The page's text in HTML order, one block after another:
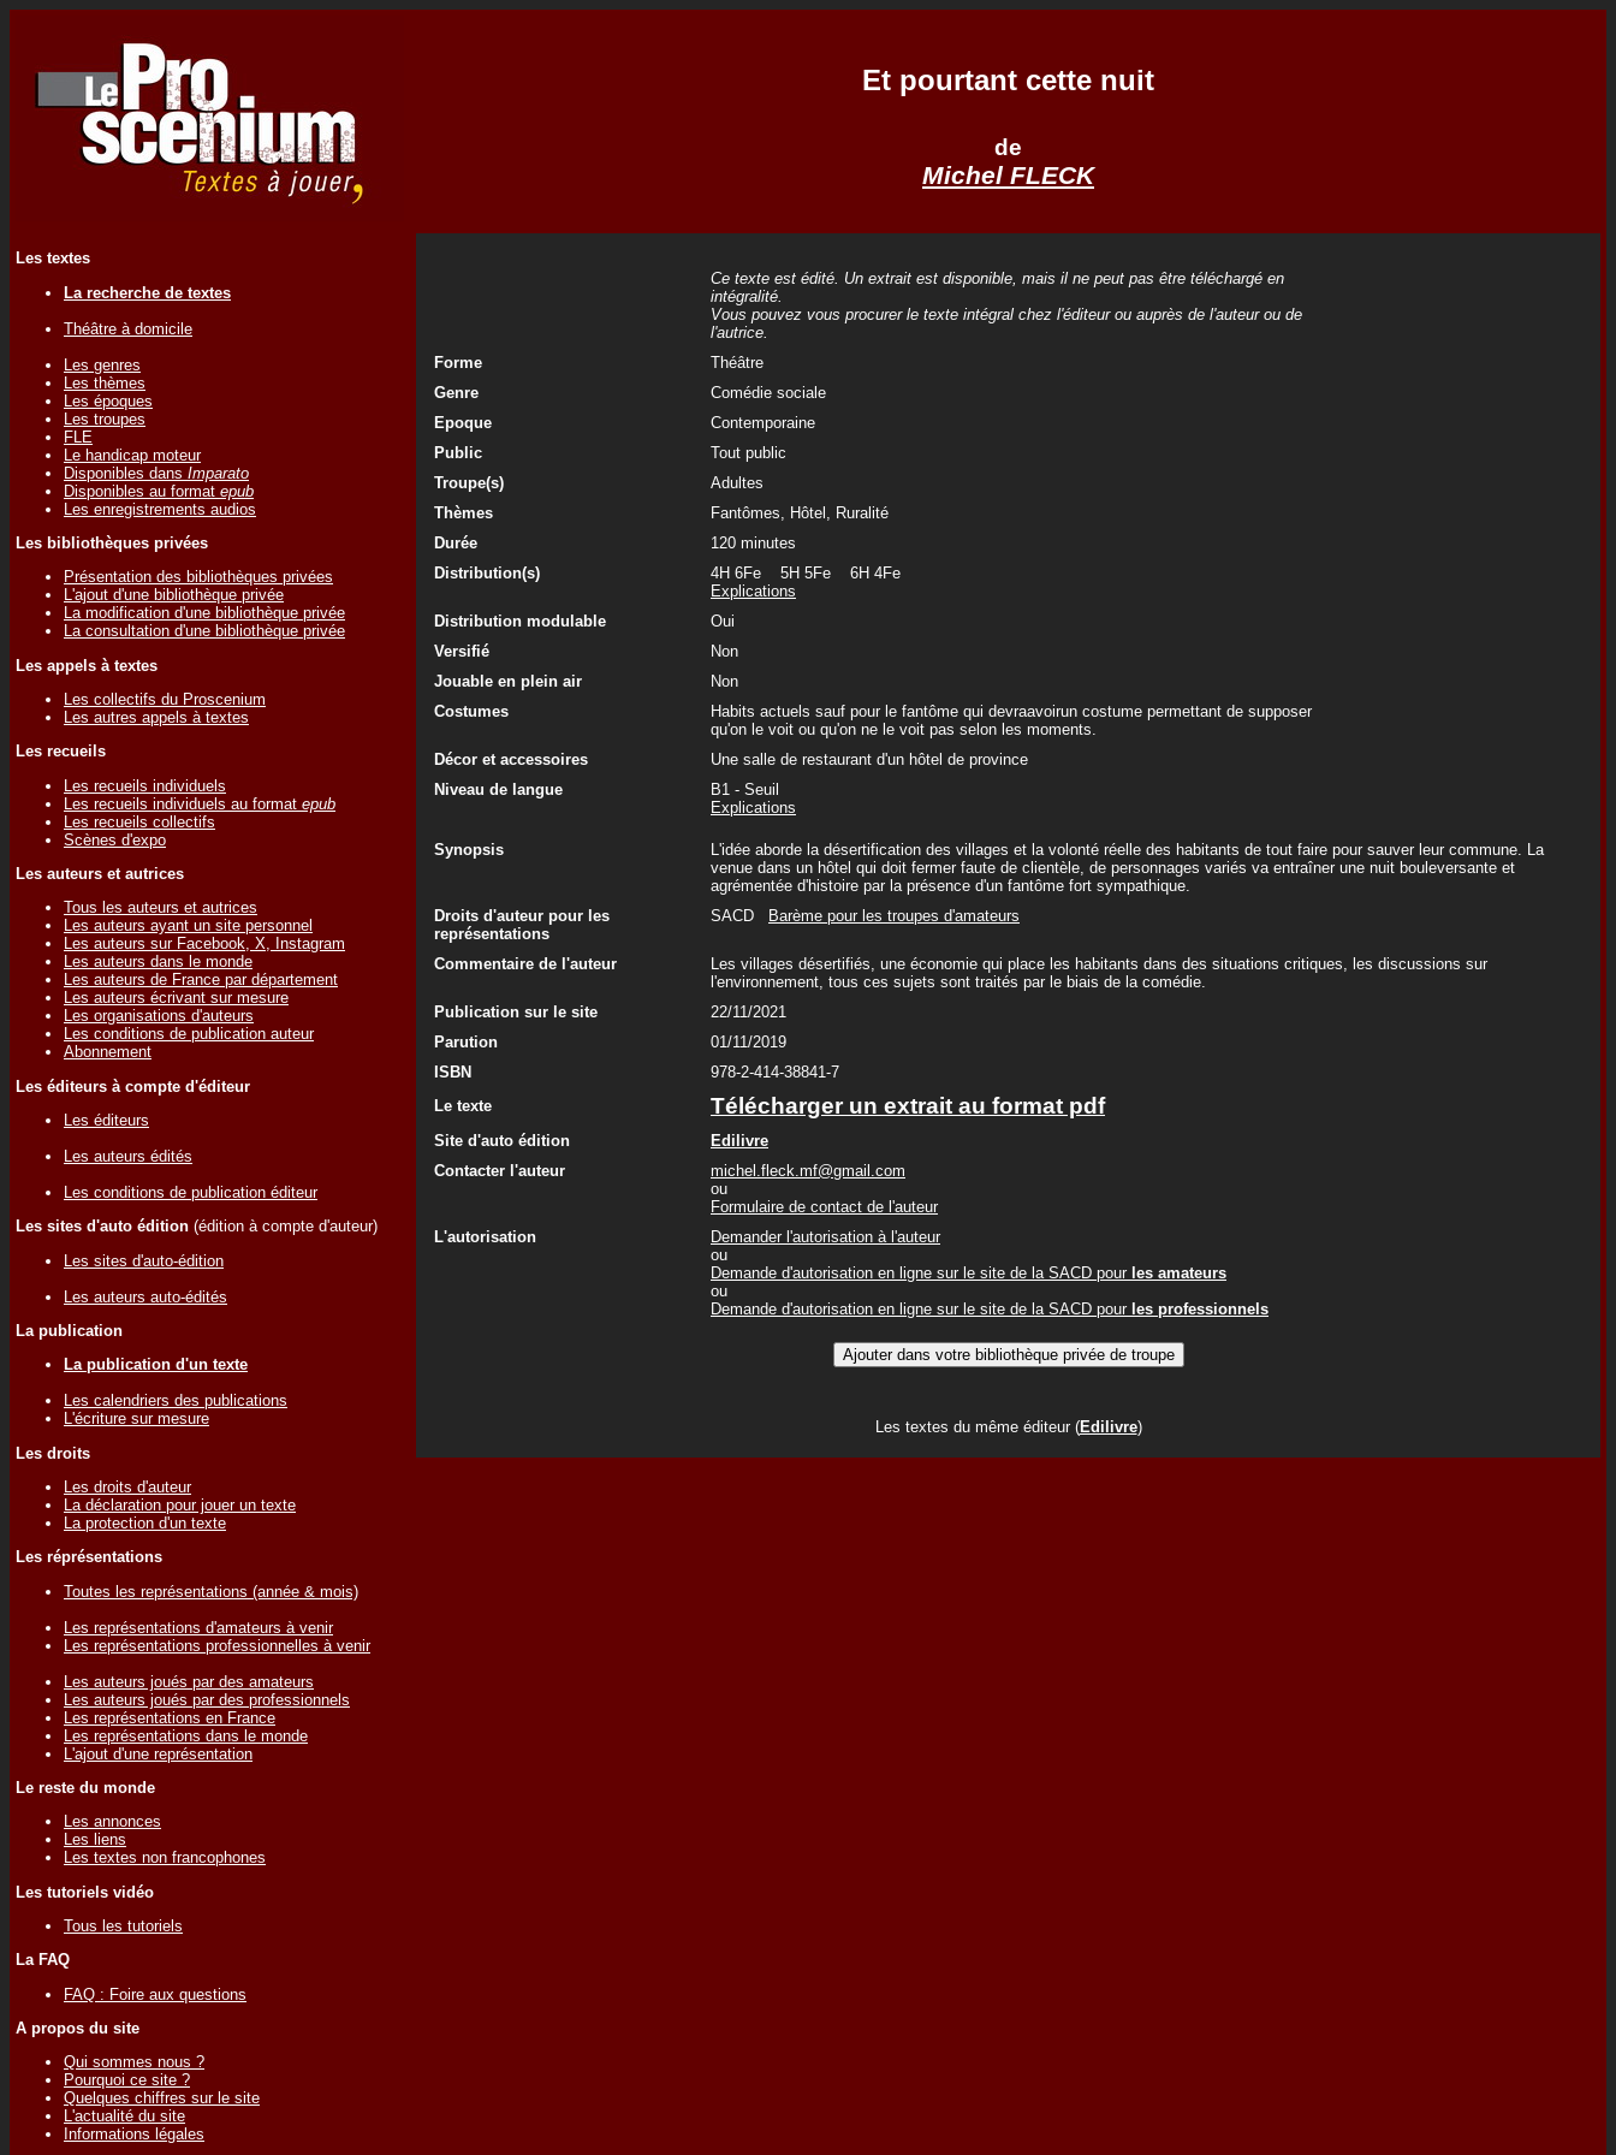
Et pourtant cette nuit
de
Michel FLECK
Les textes
La recherche de textes
Théâtre à domicile
Les genres
Les thèmes
Les époques
Les troupes
FLE
Le handicap moteur
Disponibles dans Imparato
Disponibles au format epub
Les enregistrements audios
Les bibliothèques privées
Présentation des bibliothèques privées
L'ajout d'une bibliothèque privée
La modification d'une bibliothèque privée
La consultation d'une bibliothèque privée
Les appels à textes
Les collectifs du Proscenium
Les autres appels à textes
Les recueils
Les recueils individuels
Les recueils individuels au format epub
Les recueils collectifs
Scènes d'expo
Les auteurs et autrices
Tous les auteurs et autrices
Les auteurs ayant un site personnel
Les auteurs sur Facebook, X, Instagram
Les auteurs dans le monde
Les auteurs de France par département
Les auteurs écrivant sur mesure
Les organisations d'auteurs
Les conditions de publication auteur
Abonnement
Les éditeurs à compte d'éditeur
Les éditeurs
Les auteurs édités
Les conditions de publication éditeur
Les sites d'auto édition (édition à compte d'auteur)
Les sites d'auto-édition
Les auteurs auto-édités
La publication
La publication d'un texte
Les calendriers des publications
L'écriture sur mesure
Les droits
Les droits d'auteur
La déclaration pour jouer un texte
La protection d'un texte
Les réprésentations
Toutes les représentations (année & mois)
Les représentations d'amateurs à venir
Les représentations professionnelles à venir
Les auteurs joués par des amateurs
Les auteurs joués par des professionnels
Les représentations en France
Les représentations dans le monde
L'ajout d'une représentation
Le reste du monde
Les annonces
Les liens
Les textes non francophones
Les tutoriels vidéo
Tous les tutoriels
La FAQ
FAQ : Foire aux questions
A propos du site
Qui sommes nous ?
Pourquoi ce site ?
Quelques chiffres sur le site
L'actualité du site
Informations légales
Ce texte est édité. Un extrait est disponible, mais il ne peut pas être téléchargé en
intégralité.
Vous pouvez vous procurer le texte intégral chez l'éditeur ou auprès de l'auteur ou de
l'autrice.
Forme
Théâtre
Genre
Comédie sociale
Epoque
Contemporaine
Public
Tout public
Troupe(s)
Adultes
Thèmes
Fantômes, Hôtel, Ruralité
Durée
120 minutes
Distribution(s)
4H 6Fe 5H 5Fe 6H 4Fe
Explications
Distribution modulable
Oui
Versifié
Non
Jouable en plein air
Non
Costumes
Habits actuels sauf pour le fantôme qui devraavoirun costume permettant de supposer
qu'on le voit ou qu'on ne le voit pas selon les moments.
Décor et accessoires
Une salle de restaurant d'un hôtel de province
Niveau de langue
B1 - Seuil
Explications
Synopsis
L'idée aborde la désertification des villages et la volonté réelle des habitants de tout faire pour sauver leur commune. La
venue dans un hôtel qui doit fermer faute de clientèle, de personnages variés va entraîner une nuit bouleversante et
agrémentée d'histoire par la présence d'un fantôme fort sympathique.
Droits d'auteur pour les
représentations
SACD Barème pour les troupes d'amateurs
Commentaire de l'auteur
Les villages désertifiés, une économie qui place les habitants dans des situations critiques, les discussions sur
l'environnement, tous ces sujets sont traités par le biais de la comédie.
Publication sur le site
22/11/2021
Parution
01/11/2019
ISBN
978-2-414-38841-7
Le texte
Télécharger un extrait au format pdf
Site d'auto édition
Edilivre
Contacter l'auteur
michel.fleck.mf@gmail.com
ou
Formulaire de contact de l'auteur
L'autorisation
Demander l'autorisation à l'auteur
ou
Demande d'autorisation en ligne sur le site de la SACD pour les amateurs
ou
Demande d'autorisation en ligne sur le site de la SACD pour les professionnels
Les textes du même éditeur (Edilivre)